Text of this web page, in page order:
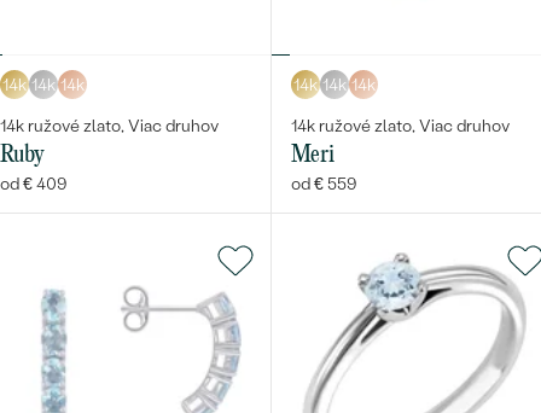
14k 14k 14k
14k ružové zlato, Viac druhov
Ruby
od € 409
14k 14k 14k
14k ružové zlato, Viac druhov
Meri
od € 559